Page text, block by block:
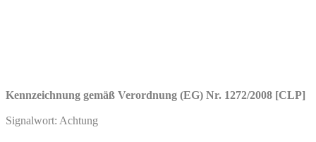
Kennzeichnung gemäß Verordnung (EG) Nr. 1272/2008 [CLP]
Signalwort: Achtung